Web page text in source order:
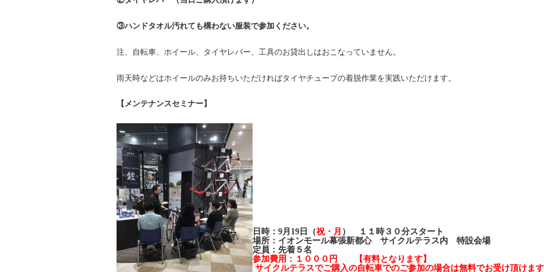
③ハンドタオル汚れても構わない服装で参加ください。
注、自転車、ホイール、タイヤレバー、工具のお貸出しはおこなっていません。
雨天時などはホイールのみお持ちいただければタイヤチューブの着脱作業を実践いただけます。
【メンテナンスセミナー】
日時：9月19日（祝・月 ）
１１時３０分スタート
場所：イオンモール幕張新都心 サイクルテラス内 特設会場
定員：先着５名
参加費用：１０００円 【有料となります】
サイクルテラスでご購入の自転車でのご参加の場合は無料でお受け頂けま